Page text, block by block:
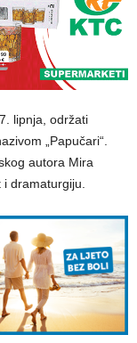
lipnja, održati
„Papučari“.
autora Mira
i dramaturgiju.